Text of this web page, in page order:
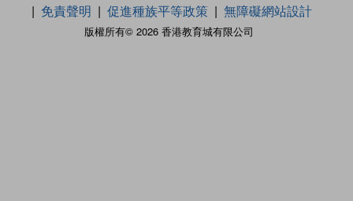
版權所有© 2026 香港教育城有限公司
免責聲明
促進種族平等政策 無障礙網站設計